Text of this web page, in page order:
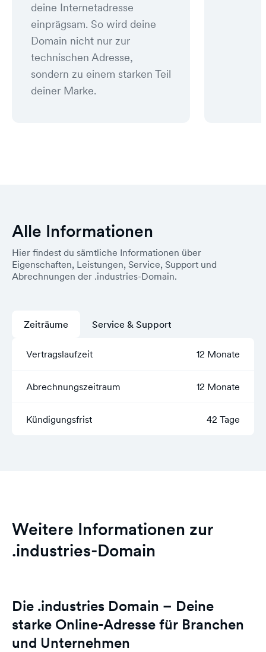
deine Internetadresse
einprägsam. So wird deine
Domain nicht nur zur
technischen Adresse,
sondern zu einem starken Teil
deiner Marke.
Alle Informationen
Hier findest du sämtliche Informationen über
Eigenschaften, Leistungen, Service, Support und
Abrechnungen der .industries-Domain.
Zeiträume
Vertragslaufzeit 12 Monate
Abrechnungszeitraum 12 Monate
Kündigungsfrist 42 Tage
Service & Support
Weitere Informationen zur
.industries-Domain
Die .industries Domain – Deine
starke Online-Adresse für Branchen
und Unternehmen